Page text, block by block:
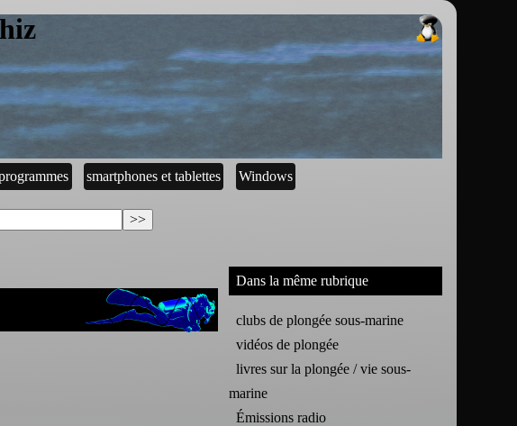
smartphones et tablettes Windows
Dans la même rubrique
clubs de plongée sous-marine
vidéos de plongée
livres sur la plongée / vie sous-
marine
Émissions radio